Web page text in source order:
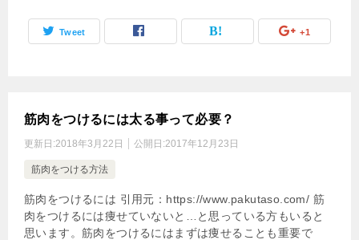
Tweet +1
筋肉をつけるには太る事って必要？
更新日:2018年3月22日 公開日:2017年12月23日
筋肉をつける方法
筋肉をつけるには 引用元：https://www.pakutaso.com/ 筋
肉をつけるには痩せていないと…と思っている方もいると
思います。筋肉をつけるにはまずは痩せることも重要で